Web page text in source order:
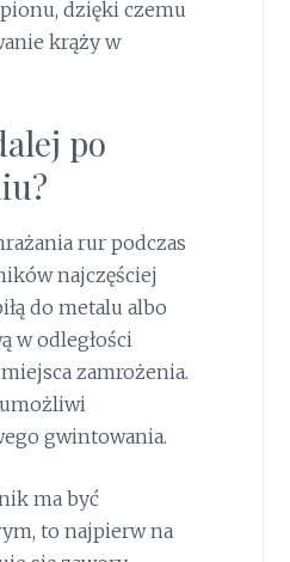
dzięki czemu
krąży w
po
rur podczas
najczęściej
do metalu albo
w odległości
zamrożenia.
gwintowania.
ma być
to najpierw na